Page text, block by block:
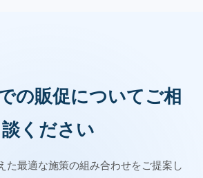
の販促についてご相
談ください
た最適な施策の組み合わせをご提案し